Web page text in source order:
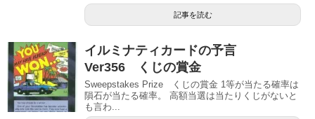
記事を読む
イルミナティカードの予言
Ver356 くじの賞金
Sweepstakes Prize くじの賞金 1等が当たる確率は
隕石が当たる確率。 高額当選は当たりくじがないと
も言わ...